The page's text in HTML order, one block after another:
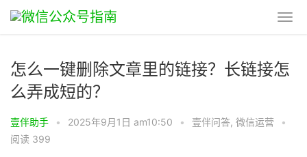
怎么一键删除文章里的链接？长链接怎
么弄成短的？
壹伴助手 • 2025年9月1日 am10:50 • 壹伴问答, 微信运营
•
阅读 399